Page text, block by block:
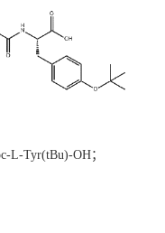
L-Tyr(tBu)-OH；